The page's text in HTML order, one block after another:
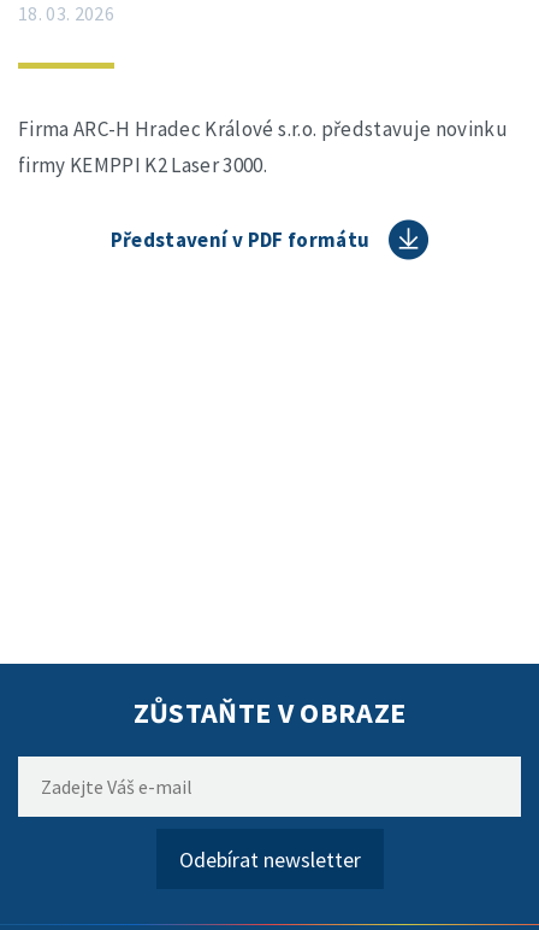
18. 03. 2026
Firma ARC-H Hradec Králové s.r.o. představuje novinku
firmy KEMPPI K2 Laser 3000.
Představení v PDF formátu
ZŮSTAŇTE V OBRAZE